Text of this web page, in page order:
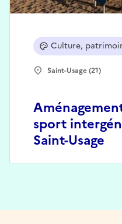
sport
Saint-Usage
Culture,
Saint-Usage (21)